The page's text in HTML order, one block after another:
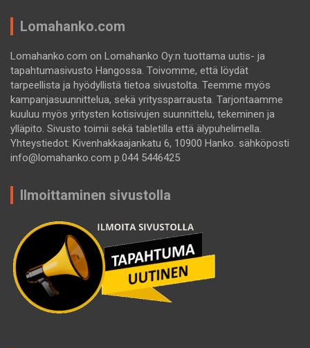
Lomahanko.com
Lomahanko.com on Lomahanko Oy:n tuottama uutis- ja
tapahtumasivusto Hangossa. Toivomme, että löydät
tarpeellista ja hyödyllistä tietoa sivustolta. Teemme myös
kampanjasuunnittelua, sekä yrityssparrausta. Tarjontaamme
kuuluu myös yritysten kotisivujen suunnittelu, tekeminen ja
ylläpito. Sivusto toimii sekä tabletilla että älypuhelimella.
Yhteystiedot: Kivenhakkaajankatu 6, 10900 Hanko. sähköposti
info@lomahanko.com p.044 5446425
Ilmoittaminen sivustolla